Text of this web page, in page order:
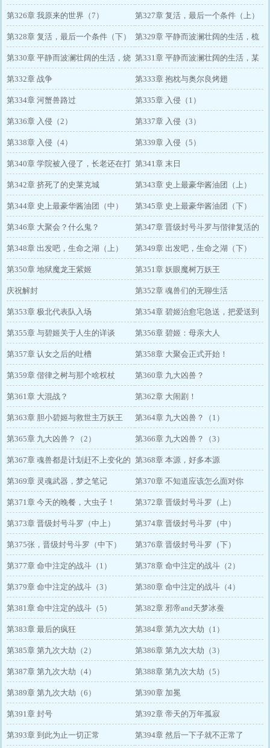
第326章 我原来的世界（7） 第327章 复活，最后一个条件（上）
第328章 复活，最后一个条件（下） 第329章 平静而波澜壮阔的生活，梳
毛
第330章 平静而波澜壮阔的生活，烧
烤
第331章 平静而波澜壮阔的生活，某
莎服装店
第332章 战争 第333章 抱枕与奥尔良烤翅
第334章 河蟹兽路过 第335章 入侵（1）
第336章 入侵（2） 第337章 入侵（3）
第338章 入侵（4） 第339章 入侵（5）
第340章 学院被入侵了，长老还在打
游戏
第341章 末日
第342章 挤死了的史莱克城 第343章 史上最豪华酱油团（上）
第344章 史上最豪华酱油团（中） 第345章 史上最豪华酱油团（下）
第346章 大聚会？什么鬼？ 第347章 晋级封号斗罗与偕律复活的
方法
第348章 出发吧，生命之湖（上） 第349章 出发吧，生命之湖（下）
第350章 地狱魔龙王紫姬 第351章 妖眼魔树万妖王
庆祝解封 第352章 魂兽们的无聊生活
第353章 极北代表队入场 第354章 碧姬治愈宅急送，把爱送到
家
第355章 与碧姬关于人生的详谈 第356章 碧姬：母亲大人
第357章 认女之后的吐槽 第358章 大聚会正式开始！
第359章 偕律之树与那个啥权杖 第360章 九大凶兽？
第361章 大混战？ 第362章 大闹剧！
第363章 胆小碧姬与救世主万妖王 第364章 九大凶兽？（1）
第365章 九大凶兽？（2） 第366章 九大凶兽？（3）
第367章 魂兽都是计划赶不上变化的
生物
第368章 本源，好多本源
第369章 灵魂武器，梦之笔记 第370章 不知道应该怎么面对你
第371章 今天的晚餐，大虫子！ 第372章 晋级封号斗罗（上）
第373章 晋级封号斗罗（中上） 第374章 晋级封号斗罗（中）
第375张，晋级封号斗罗（中下） 第376章 晋级封号斗罗（下）
第377章 命中注定的战斗（1） 第378章 命中注定的战斗（2）
第379章 命中注定的战斗（3） 第380章 命中注定的战斗（4）
第381章 命中注定的战斗（5） 第382章 邪帝and天梦冰蚕
第383章 最后的疯狂 第384章 第九次大劫（1）
第385章 第九次大劫（2） 第386章 第九次大劫（3）
第387章 第九次大劫（4） 第388章 第九次大劫（5）
第389章 第九次大劫（6） 第390章 加冕
第391章 封号 第392章 帝天的万年孤寂
第393章 到此为止一切正常 第394章 然后一下子就不正常了